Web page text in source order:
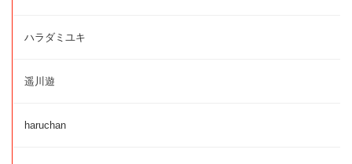
ハラダミユキ
遥川遊
haruchan